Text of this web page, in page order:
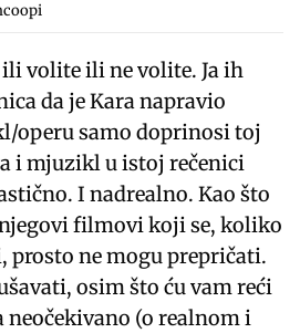
volite ili ne volite. Ja ih
da je Kara napravio
operu samo doprinosi toj
i mjuzikl u istoj rečenici
I nadrealno. Kao što
filmovi koji se, koliko
prosto ne mogu prepričati.
osim što ću vam reći
neočekivano (o realnom i